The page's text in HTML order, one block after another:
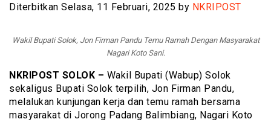
Diterbitkan Selasa, 11 Februari, 2025 by NKRIPOST
Wakil Bupati Solok, Jon Firman Pandu Temu Ramah Dengan Masyarakat
Nagari Koto Sani.
NKRIPOST SOLOK – Wakil Bupati (Wabup) Solok
sekaligus Bupati Solok terpilih, Jon Firman Pandu,
melalukan kunjungan kerja dan temu ramah bersama
masyarakat di Jorong Padang Balimbiang, Nagari Koto